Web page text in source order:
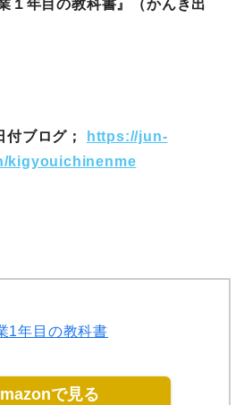
１年目の教科書』（かんき出
付ブログ；
https://jun-
kigyouichinenme
1年目の教科書
で見る